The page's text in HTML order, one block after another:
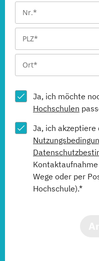
Ja, ich möchte
Hochschulen
Ja, ich akzeptiere
Wege oder per
Hochschule).*